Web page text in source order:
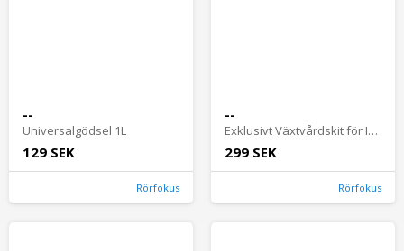
--
Universalgödsel 1L
129 SEK
Rörfokus
--
Exklusivt Växtvårdskit för Inomhusväxter, 3 steg
299 SEK
Rörfokus